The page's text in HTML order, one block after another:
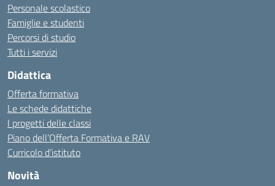
Personale scolastico
Famiglie e studenti
Percorsi di studio
Tutti i servizi
Didattica
Offerta formativa
Le schede didattiche
I progetti delle classi
Piano dell’Offerta Formativa e RAV
Curricolo d’istituto
Novità